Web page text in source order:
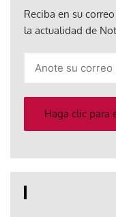
Reciba en su
la actualidad de
electrónico
Haga clic para